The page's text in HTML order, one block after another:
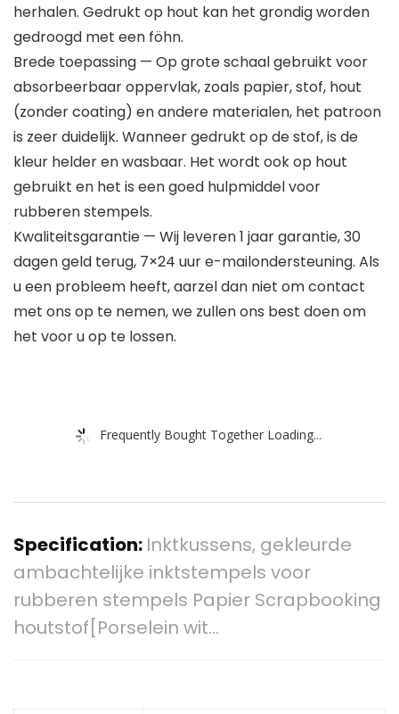
herhalen. Gedrukt op hout kan het grondig worden
gedroogd met een föhn.
Brede toepassing — Op grote schaal gebruikt voor
absorbeerbaar oppervlak, zoals papier, stof, hout
(zonder coating) en andere materialen, het patroon
is zeer duidelijk. Wanneer gedrukt op de stof, is de
kleur helder en wasbaar. Het wordt ook op hout
gebruikt en het is een goed hulpmiddel voor
rubberen stempels.
Kwaliteitsgarantie — Wij leveren 1 jaar garantie, 30
dagen geld terug, 7×24 uur e-mailondersteuning. Als
u een probleem heeft, aarzel dan niet om contact
met ons op te nemen, we zullen ons best doen om
het voor u op te lossen.
Frequently Bought Together Loading...
Specification: Inktkussens, gekleurde
ambachtelijke inktstempels voor
rubberen stempels Papier Scrapbooking
houtstof[Porselein wit…